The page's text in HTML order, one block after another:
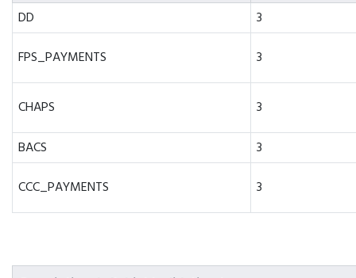
DD
3
FPS_PAYMENTS
3
CHAPS
3
BACS
3
CCC_PAYMENTS
3